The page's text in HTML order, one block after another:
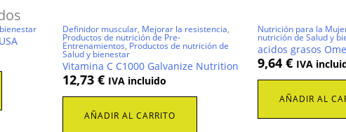
Definidor muscular, Mejorar la resistencia,
Productos de nutrición de Pre-
Entrenamientos, Productos de nutrición de
Salud y bienestar
Vitamina C C1000 Galvanize Nutrition
12,73 € IVA incluido
AÑADIR AL CARRITO
Nutrición para la
nutrición de Salud y
acidos grasos
9,64 € IVA
AÑADIR AL